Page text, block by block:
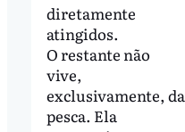
diretamente
atingidos.
O restante não
vive,
exclusivamente, da
pesca. Ela